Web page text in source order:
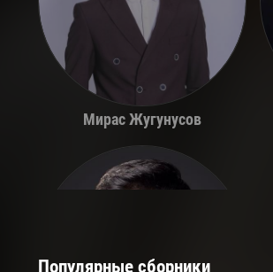
Мирас Жугунусов
Популярные сборники